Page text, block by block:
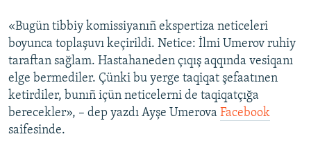
«Bugün tibbiy komissiyanıñ ekspertiza neticeleri
boyunca toplaşuvı keçirildi. Netice: İlmi Umerov ruhiy
taraftan sağlam. Hastahaneden çıqış aqqında vesiqanı
elge bermediler. Çünki bu yerge taqiqat şefaatınen
ketirdiler, bunıñ içün neticelerni de taqiqatçığa
berecekler», – dep yazdı Ayşe Umerova Facebook
saifesinde.